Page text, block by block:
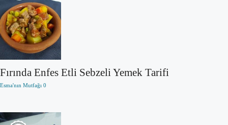
Fırında Enfes Etli Sebzeli Yemek Tarifi
Esma'nın Mutfağı 0